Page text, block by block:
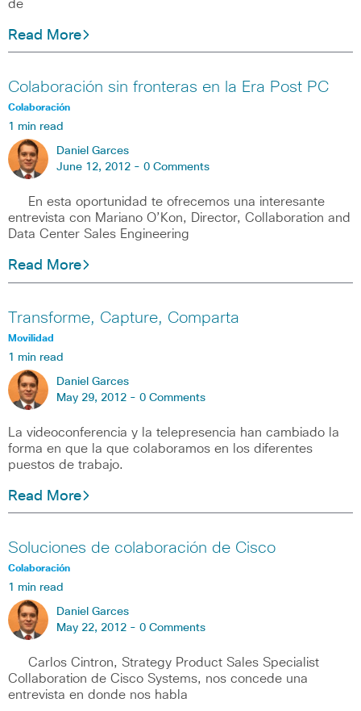
de
Read More
Colaboración sin fronteras en la Era Post PC
Colaboración
1 min read
Daniel Garces
June 12, 2012 - 0 Comments
En esta oportunidad te ofrecemos una interesante
entrevista con Mariano O’Kon, Director, Collaboration and
Data Center Sales Engineering
Read More
Transforme, Capture, Comparta
Movilidad
1 min read
Daniel Garces
May 29, 2012 - 0 Comments
La videoconferencia y la telepresencia han cambiado la
forma en que la que colaboramos en los diferentes
puestos de trabajo.
Read More
Soluciones de colaboración de Cisco
Colaboración
1 min read
Daniel Garces
May 22, 2012 - 0 Comments
Carlos Cintron, Strategy Product Sales Specialist
Collaboration de Cisco Systems, nos concede una
entrevista en donde nos habla